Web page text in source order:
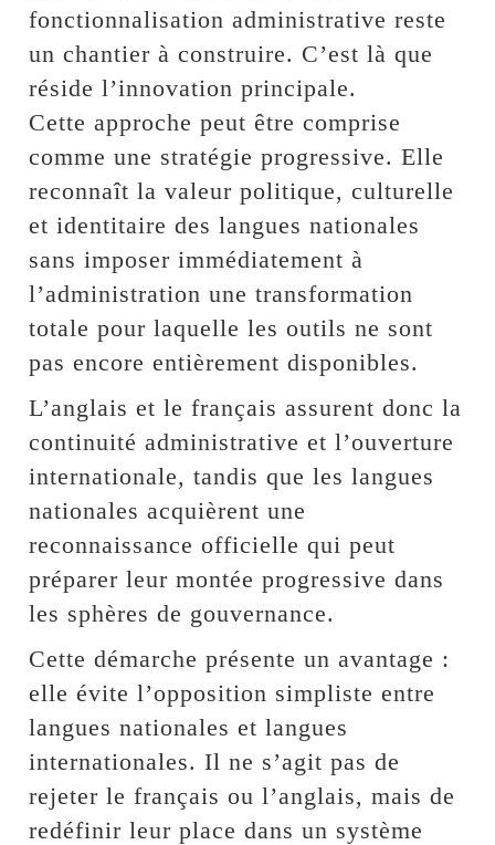
fonctionnalisation administrative reste
un chantier à construire. C’est là que
réside l’innovation principale.
Cette approche peut être comprise
comme une stratégie progressive. Elle
reconnaît la valeur politique, culturelle
et identitaire des langues nationales
sans imposer immédiatement à
l’administration une transformation
totale pour laquelle les outils ne sont
pas encore entièrement disponibles.
L’anglais et le français assurent donc la
continuité administrative et l’ouverture
internationale, tandis que les langues
nationales acquièrent une
reconnaissance officielle qui peut
préparer leur montée progressive dans
les sphères de gouvernance.
Cette démarche présente un avantage :
elle évite l’opposition simpliste entre
langues nationales et langues
internationales. Il ne s’agit pas de
rejeter le français ou l’anglais, mais de
redéfinir leur place dans un système